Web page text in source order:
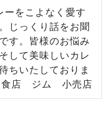
ーをこよなく愛す
じっくり話をお聞
す。皆様のお悩み
して美味しいカレ
ちいたしておりま
食店 ジム 小売店